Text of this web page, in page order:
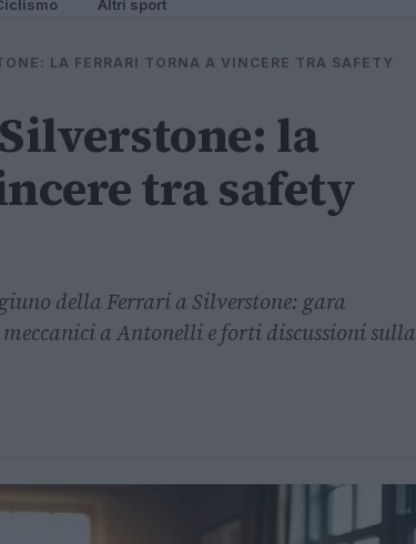
Altri sport
LA FERRARI TORNA A VINCERE TRA SAFETY
la
tra safety
della Ferrari a Silverstone: gara
a Antonelli e forti discussioni sulla